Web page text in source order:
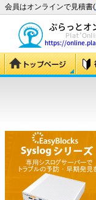
会員はオンラインで見積書(